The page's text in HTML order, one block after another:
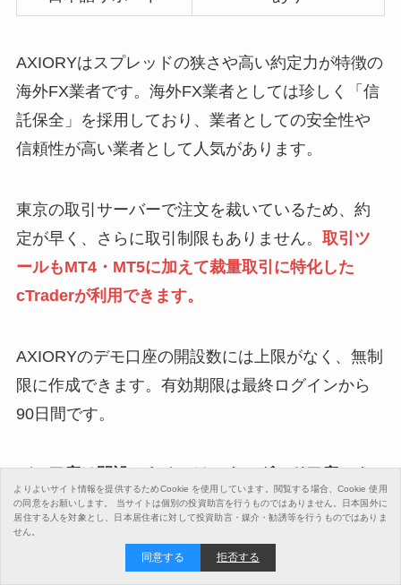
AXIORYはスプレッドの狭さや高い約定力が特徴の
海外FX業者です。海外FX業者としては珍しく「信
託保全」を採用しており、業者としての安全性や
信頼性が高い業者として人気があります。
東京の取引サーバーで注文を裁いているため、約
定が早く、さらに取引制限もありません。 取引ツ
ールもMT4・MT5に加えて裁量取引に特化した
cTraderが利用できます。
AXIORYのデモ口座の開設数には上限がなく、無制
限に作成できます。有効期限は最終ログインから
90日間です。
ノ口座・テラ口座・マックス口座の4種類で、現物
株式取引に特化したアルファ口座は対応していま
アルファ口座を試してみたい場合はリアル
よりよいサイト情報を提供するためCookie を使用しています。閲覧する場合、Cookie 使用
の同意をお願いします。
当サイトは個別の投資助言を行うものではありません。日本国外に
居住する人を対象とし、日本居住者に対して投資助言・媒介・勧誘等を行うものではありま
せん。
同意する 拒否する